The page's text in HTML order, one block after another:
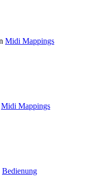
Midi Mappings
Midi Mappings
Bedienung